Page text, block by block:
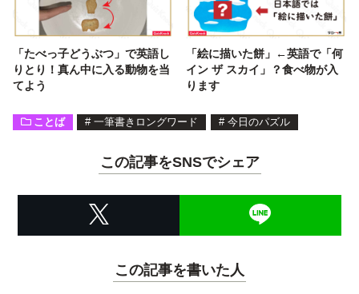
「たべっ子どうぶつ」で英語し
りとり！真ん中に入る動物を当
てよう
「絵に描いた餅」←英語で「何
イン ザ スカイ」？食べ物が入
ります
ことば # 一筆書きロングワード # 今日のパズル
この記事をSNSでシェア
この記事を書いた人